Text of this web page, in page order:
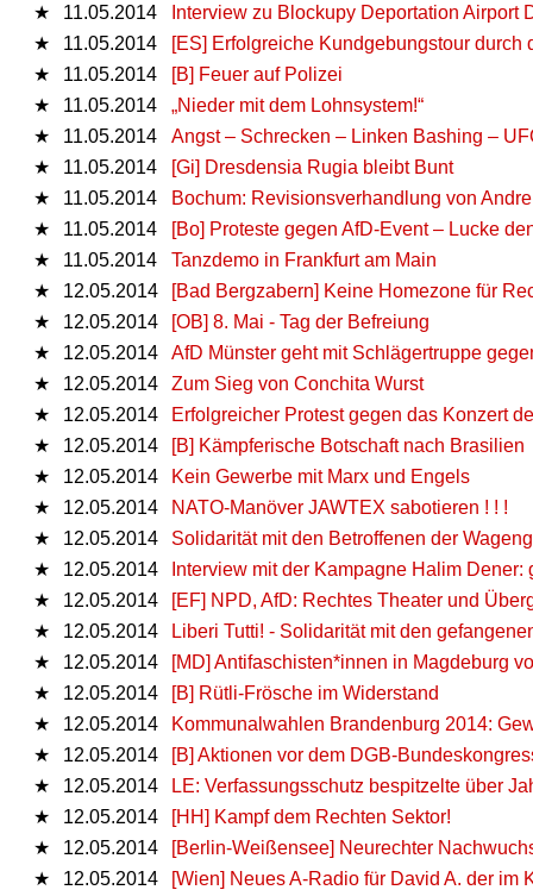
★
11.05.2014
Interview zu Blockupy Deportation Airport
★
11.05.2014
[ES] Erfolgreiche Kundgebungstour durch
★
11.05.2014
[B] Feuer auf Polizei
★
11.05.2014
„Nieder mit dem Lohnsystem!“
★
11.05.2014
Angst – Schre­cken – Lin­ken Ba­shing –
★
11.05.2014
[Gi] Dresdensia Rugia bleibt Bunt
★
11.05.2014
Bochum: Revisionsverhandlung von
★
11.05.2014
[Bo] Proteste gegen AfD-Event – Lucke
★
11.05.2014
Tanzdemo in Frankfurt am Main
★
12.05.2014
[Bad Bergzabern] Keine Homezone für
★
12.05.2014
[OB] 8. Mai - Tag der Befreiung
★
12.05.2014
AfD Münster geht mit Schlägertruppe
★
12.05.2014
Zum Sieg von Conchita Wurst
★
12.05.2014
Erfolgreicher Protest gegen das Konzert
★
12.05.2014
[B] Kämpferische Botschaft nach Brasilien
★
12.05.2014
Kein Gewerbe mit Marx und Engels
★
12.05.2014
NATO-Manöver JAWTEX sabotieren ! ! !
★
12.05.2014
Solidarität mit den Betroffenen der
★
12.05.2014
Interview mit der Kampagne Halim
★
12.05.2014
[EF] NPD, AfD: Rechtes Theater und
★
12.05.2014
Liberi Tutti! - Solidarität mit den
★
12.05.2014
[MD] Antifaschisten*innen in Magdeburg
★
12.05.2014
[B] Rütli-Frösche im Widerstand
★
12.05.2014
Kommunalwahlen Brandenburg 2014:
★
12.05.2014
[B] Aktionen vor dem DGB-
★
12.05.2014
LE: Verfassungsschutz bespitzelte über
★
12.05.2014
[HH] Kampf dem Rechten Sektor!
★
12.05.2014
[Berlin-Weißensee] Neurechter
★
12.05.2014
[Wien] Neues A-Radio für David A. der im